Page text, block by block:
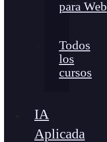
para Web
Todos
los
cursos
IA
Aplicada